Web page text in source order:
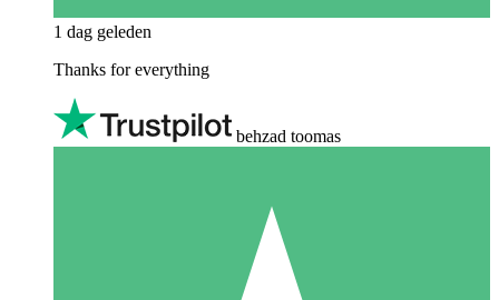
1 dag geleden
Thanks for everything
behzad toomas